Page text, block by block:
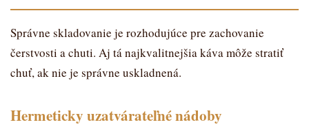
Správne skladovanie je rozhodujúce pre zachovanie
čerstvosti a chuti. Aj tá najkvalitnejšia káva môže stratiť
chuť, ak nie je správne uskladnená.
Hermeticky uzatvárateľné nádoby